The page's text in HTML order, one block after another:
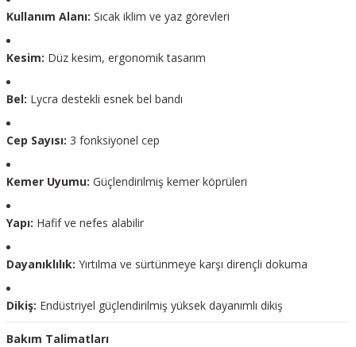
Kullanım Alanı: Sıcak iklim ve yaz görevleri
Kesim: Düz kesim, ergonomik tasarım
Bel: Lycra destekli esnek bel bandı
Cep Sayısı: 3 fonksiyonel cep
Kemer Uyumu: Güçlendirilmiş kemer köprüleri
Yapı: Hafif ve nefes alabilir
Dayanıklılık: Yırtılma ve sürtünmeye karşı dirençli dokuma
Dikiş: Endüstriyel güçlendirilmiş yüksek dayanımlı dikiş
Bakım Talimatları